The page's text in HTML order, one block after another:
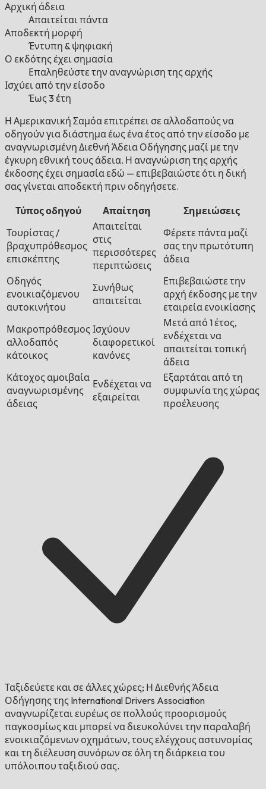
Αρχική άδεια
Απαιτείται πάντα
Αποδεκτή μορφή
Έντυπη & ψηφιακή
Ο εκδότης έχει σημασία
Επαληθεύστε την αναγνώριση της αρχής
Ισχύει από την είσοδο
Έως 3 έτη
Η Αμερικανική Σαμόα επιτρέπει σε αλλοδαπούς να
οδηγούν για διάστημα έως ένα έτος από την είσοδο με
αναγνωρισμένη Διεθνή Άδεια Οδήγησης μαζί με την
έγκυρη εθνική τους άδεια. Η αναγνώριση της αρχής
έκδοσης έχει σημασία εδώ — επιβεβαιώστε ότι η δική
σας γίνεται αποδεκτή πριν οδηγήσετε.
Τύπος οδηγού Απαίτηση
Σημειώσεις
Τουρίστας /
βραχυπρόθεσμος
επισκέπτης
Απαιτείται
στις
περισσότερες
περιπτώσεις
Φέρετε πάντα μαζί
σας την πρωτότυπη
άδεια
Οδηγός
ενοικιαζόμενου
αυτοκινήτου
Συνήθως
απαιτείται
Επιβεβαιώστε την
αρχή έκδοσης με την
εταιρεία ενοικίασης
Μακροπρόθεσμος
αλλοδαπός
κάτοικος
Ισχύουν
διαφορετικοί
κανόνες
Μετά από 1 έτος,
ενδέχεται να
απαιτείται τοπική
άδεια
Κάτοχος αμοιβαία
αναγνωρισμένης
άδειας
Ενδέχεται να
εξαιρείται
Εξαρτάται από τη
συμφωνία της χώρας
προέλευσης
Ταξιδεύετε και σε άλλες χώρες; Η Διεθνής Άδεια
Οδήγησης της International Drivers Association
αναγνωρίζεται ευρέως σε πολλούς προορισμούς
παγκοσμίως και μπορεί να διευκολύνει την παραλαβή
ενοικιαζόμενων οχημάτων, τους ελέγχους αστυνομίας
και τη διέλευση συνόρων σε όλη τη διάρκεια του
υπόλοιπου ταξιδιού σας.